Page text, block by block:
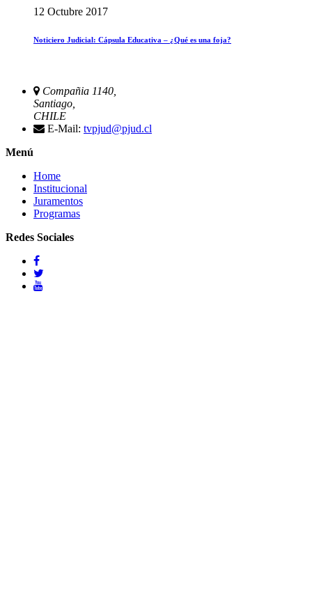
12 Octubre 2017
Noticiero Judicial: Cápsula Educativa – ¿Qué es una foja?
Compañia 1140,
Santiago,
CHILE
E-Mail: tvpjud@pjud.cl
Menú
Home
Institucional
Juramentos
Programas
Redes Sociales